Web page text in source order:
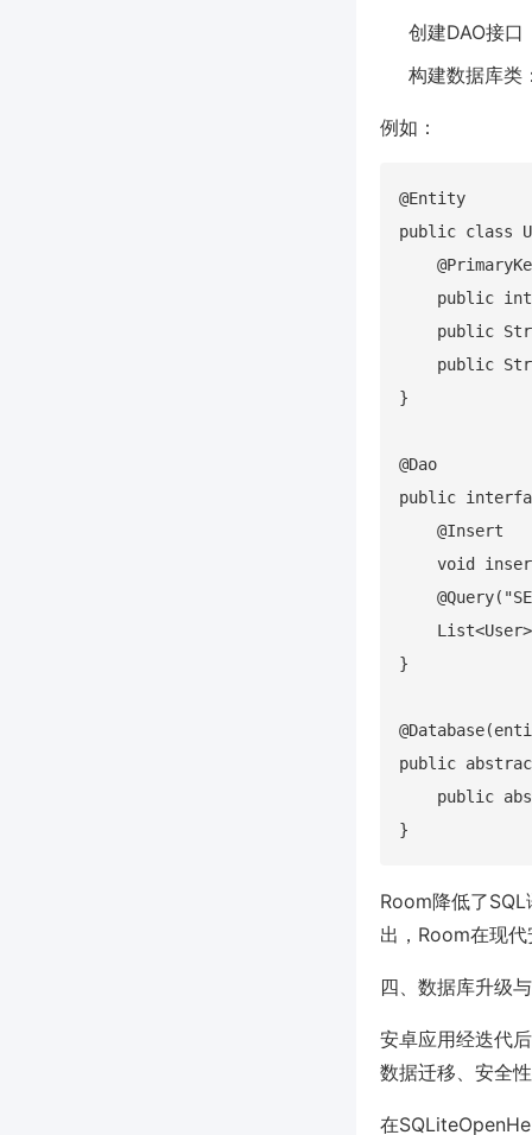
创建DAO接口
构建数据库类
例如：
@Entity
public class
public
public
public
}
@Dao
public
    @Insert
void
}
public
public
Room降低了
出，Room在现
四、数据库升级
安卓应用经迭代
数据迁移、安全
在